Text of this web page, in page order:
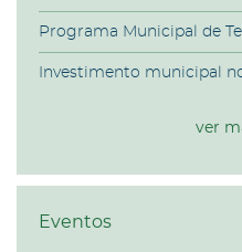
Programa Municipal de
Investimento municipal
ver
Eventos